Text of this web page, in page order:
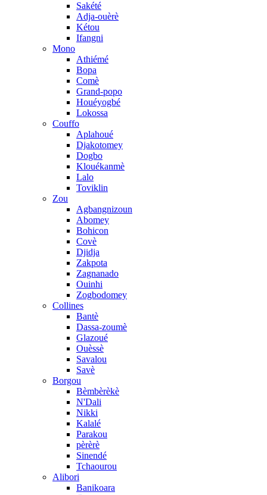
Sakété
Adja-ouèrè
Kétou
Ifangni
Mono
Athiémé
Bopa
Comè
Grand-popo
Houéyogbé
Lokossa
Couffo
Aplahoué
Djakotomey
Dogbo
Klouékanmè
Lalo
Toviklin
Zou
Agbangnizoun
Abomey
Bohicon
Covè
Djidja
Zakpota
Zagnanado
Ouinhi
Zogbodomey
Collines
Bantè
Dassa-zoumè
Glazoué
Ouèssè
Savalou
Savè
Borgou
Bèmbèrèkè
N'Dali
Nikki
Kalalé
Parakou
pèrèrè
Sinendé
Tchaourou
Alibori
Banikoara